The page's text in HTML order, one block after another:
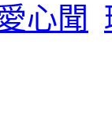
心聞